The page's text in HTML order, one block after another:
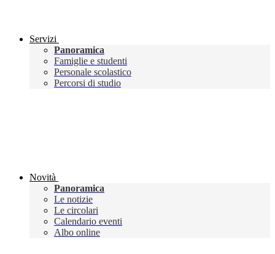
Servizi
Panoramica
Famiglie e studenti
Personale scolastico
Percorsi di studio
Novità
Panoramica
Le notizie
Le circolari
Calendario eventi
Albo online